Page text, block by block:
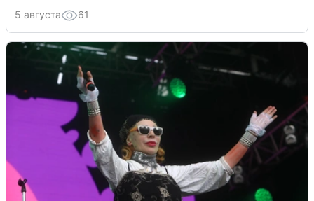
5 августа 61